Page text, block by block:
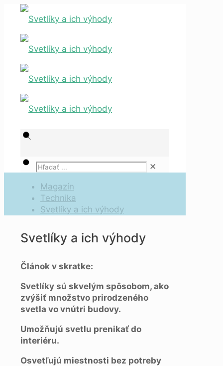
✕
Magazín
Technika
Svetlíky a ich výhody
Svetlíky a ich výhody
Článok v skratke:
Svetlíky sú skvelým spôsobom, ako
zvýšiť množstvo prirodzeného
svetla vo vnútri budovy.
Umožňujú svetlu prenikať do
interiéru.
Osvetľujú miestnosti bez potreby